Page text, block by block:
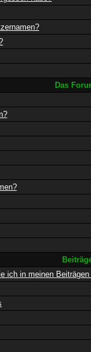
Das
ich in meinen